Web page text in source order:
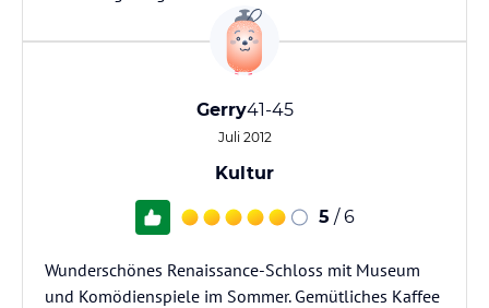
Gerry41-45
Juli 2012
Kultur
5 / 6
Wunderschönes Renaissance-Schloss mit Museum
und Komödienspiele im Sommer. Gemütliches Kaffee